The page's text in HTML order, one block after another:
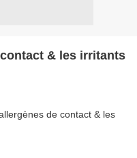
& les irritants